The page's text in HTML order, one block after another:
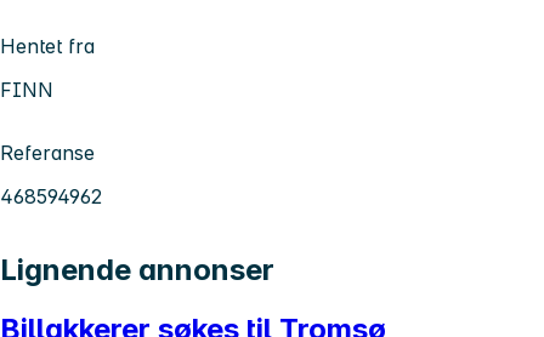
Hentet fra
FINN
Referanse
468594962
Lignende annonser
Billakkerer søkes til Tromsø